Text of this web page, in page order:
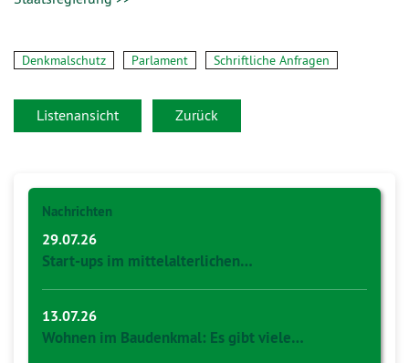
Denkmalschutz Parlament Schriftliche Anfragen
Listenansicht Zurück
Nachrichten
29.07.26
Start-ups im mittelalterlichen…
13.07.26
Wohnen im Baudenkmal: Es gibt viele…